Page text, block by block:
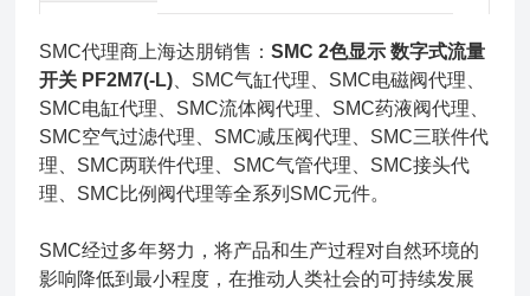
SMC代理商上海达朋销售：SMC 2色显示 数字式流量
开关 PF2M7(-L) 、SMC气缸代理、SMC电磁阀代理、
SMC电缸代理、SMC流体阀代理、SMC药液阀代理、
SMC空气过滤代理、SMC减压阀代理、SMC三联件代
理、SMC两联件代理、SMC气管代理、SMC接头代
理、SMC比例阀代理等全系列SMC元件。
SMC经过多年努力，将产品和生产过程对自然环境的
影响降低到最小程度，在推动人类社会的可持续发展